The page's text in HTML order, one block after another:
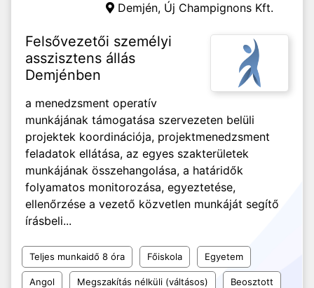
Demjén, Új Champignons Kft.
Felsővezetői személyi
asszisztens állás
Demjénben
a menedzsment operatív
munkájának támogatása szervezeten belüli
projektek koordinációja, projektmenedzsment
feladatok ellátása, az egyes szakterületek
munkájának összehangolása, a határidők
folyamatos monitorozása, egyeztetése,
ellenőrzése a vezető közvetlen munkáját segítő
írásbeli...
Teljes munkaidő 8 óra Főiskola Egyetem
Angol Megszakítás nélküli (váltásos) Beosztott